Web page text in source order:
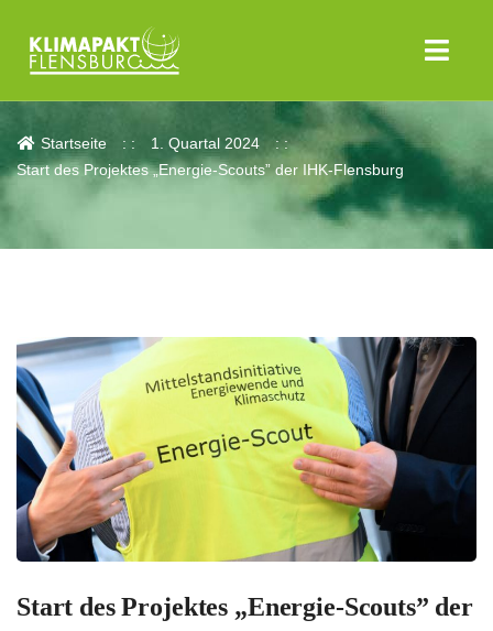
Aktuelles
Startseite
1. Quartal 2024
Start des Projektes „Energie-Scouts” der IHK-Flensburg
Start des Projektes „Energie-Scouts” der